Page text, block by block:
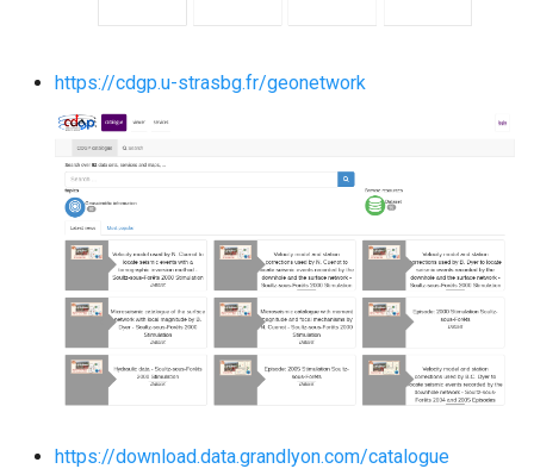
https://cdgp.u-strasbg.fr/geonetwork
https://download.data.grandlyon.com/catalogue